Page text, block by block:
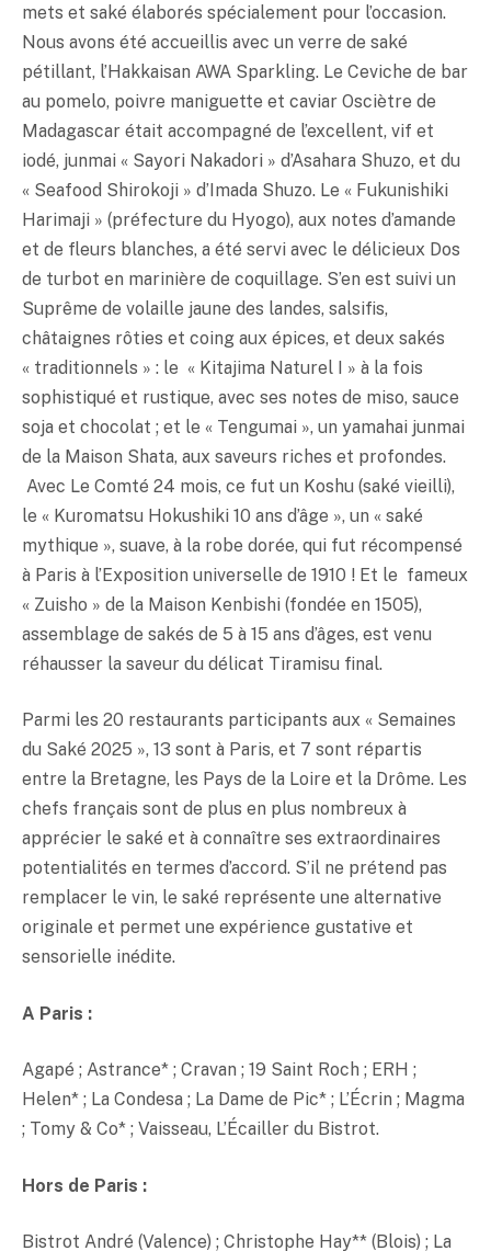
mets et saké élaborés spécialement pour l’occasion.
Nous avons été accueillis avec un verre de saké
pétillant, l’Hakkaisan AWA Sparkling. Le Ceviche de bar
au pomelo, poivre maniguette et caviar Osciètre de
Madagascar était accompagné de l’excellent, vif et
iodé, junmai « Sayori Nakadori » d’Asahara Shuzo, et du
« Seafood Shirokoji » d’Imada Shuzo. Le « Fukunishiki
Harimaji » (préfecture du Hyogo), aux notes d’amande
et de fleurs blanches, a été servi avec le délicieux Dos
de turbot en marinière de coquillage. S’en est suivi un
Suprême de volaille jaune des landes, salsifis,
châtaignes rôties et coing aux épices, et deux sakés
« traditionnels » : le « Kitajima Naturel I » à la fois
sophistiqué et rustique, avec ses notes de miso, sauce
soja et chocolat ; et le « Tengumai », un yamahai junmai
de la Maison Shata, aux saveurs riches et profondes.
Avec Le Comté 24 mois, ce fut un Koshu (saké vieilli),
le « Kuromatsu Hokushiki 10 ans d’âge », un « saké
mythique », suave, à la robe dorée, qui fut récompensé
à Paris à l’Exposition universelle de 1910 ! Et le fameux
« Zuisho » de la Maison Kenbishi (fondée en 1505),
assemblage de sakés de 5 à 15 ans d’âges, est venu
réhausser la saveur du délicat Tiramisu final.
Parmi les 20 restaurants participants aux « Semaines
du Saké 2025 », 13 sont à Paris, et 7 sont répartis
entre la Bretagne, les Pays de la Loire et la Drôme. Les
chefs français sont de plus en plus nombreux à
apprécier le saké et à connaître ses extraordinaires
potentialités en termes d’accord. S’il ne prétend pas
remplacer le vin, le saké représente une alternative
originale et permet une expérience gustative et
sensorielle inédite.
A Paris :
Agapé ; Astrance* ; Cravan ; 19 Saint Roch ; ERH ;
Helen* ; La Condesa ; La Dame de Pic* ; L’Écrin ; Magma
; Tomy & Co* ; Vaisseau, L’Écailler du Bistrot.
Hors de Paris :
Bistrot André (Valence) ; Christophe Hay** (Blois) ; La